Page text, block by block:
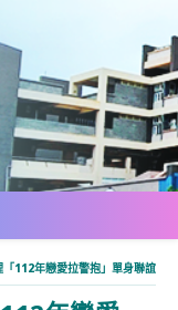
112年戀愛拉警抱」單身聯誼活動